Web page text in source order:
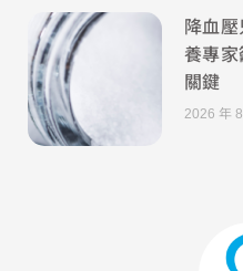
降血
養專
關鍵
2026 年